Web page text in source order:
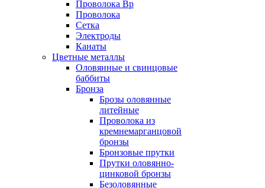
Проволока Вр
Проволока
Сетка
Электроды
Канаты
Цветные металлы
Оловянные и свинцовые
баббиты
Бронза
Брозы оловянные
литейные
Проволока из
кремнемарганцовой
бронзы
Бронзовые прутки
Прутки оловянно-
цинковой бронзы
Безоловянные